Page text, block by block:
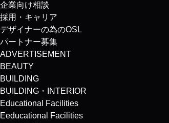
企業向け相談
採用・キャリア
デザイナーの為のOSL
パートナー募集
ADVERTISEMENT
BEAUTY
BUILDING
BUILDING・INTERIOR
Educational Facilities
Eeducational Facilities